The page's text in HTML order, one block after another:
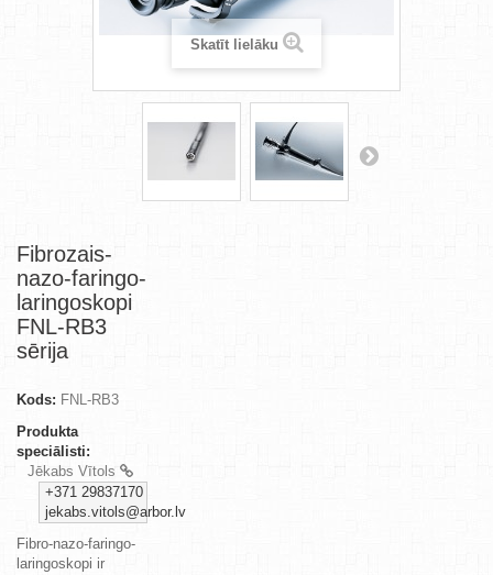
Skatīt lielāku
Fibrozais-
nazo-faringo-
laringoskopi
FNL-RB3
sērija
Kods: FNL-RB3
Produkta
speciālisti:
Jēkabs Vītols
+371 29837170
jekabs.vitols@arbor.lv
Fibro-nazo-faringo-
laringoskopi ir